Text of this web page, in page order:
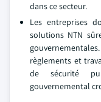
dans ce secteur.
Les entreprises
solutions NTN
règlements et
de sécurité
gouvernemental